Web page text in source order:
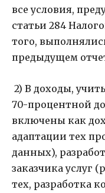
все условия,
статьи 284
того,
предыдущем
2) В доходы,
70-процентной
включены как
адаптации тех
данных),
заказчика услуг
тех, разработка